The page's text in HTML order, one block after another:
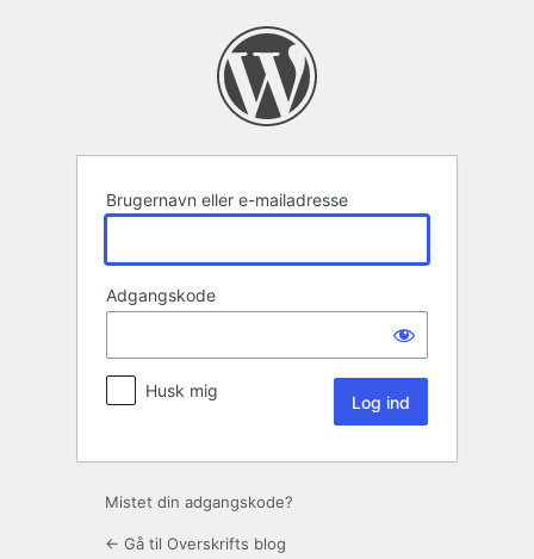
Brugernavn eller e-mailadresse
Adgangskode
Husk mig
Mistet din adgangskode?
← Gå til Overskrifts blog